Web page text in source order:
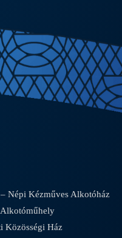
Népi Kézműves Alkotóház
Közösségi Ház